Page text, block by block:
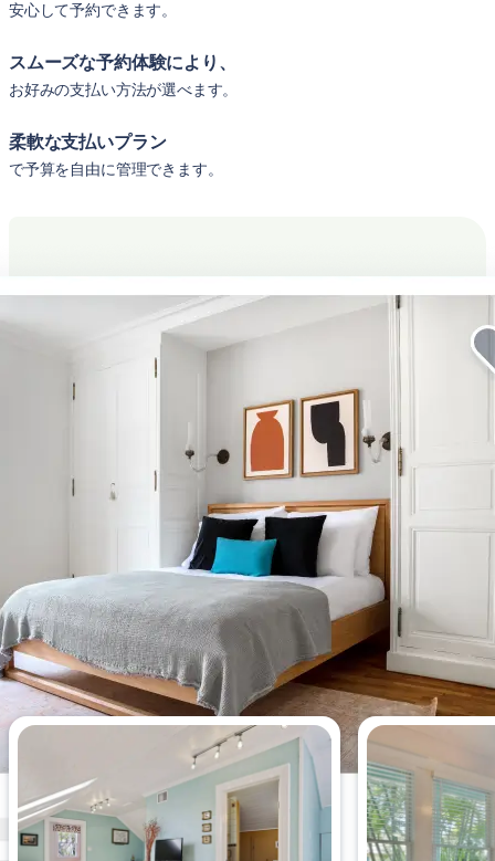
安心して予約できます。
スムーズな予約体験により、
お好みの支払い方法が選べます。
柔軟な支払いプラン
で予算を自由に管理できます。
今週最も閲覧された3 ベッドルー
ムアパート。